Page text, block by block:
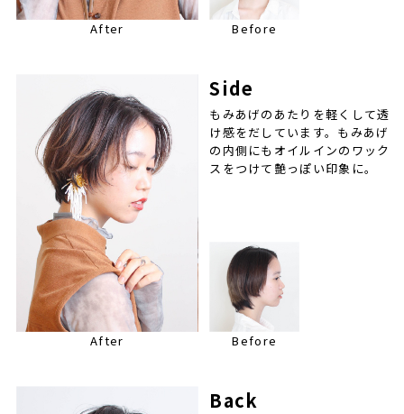
After Before
Side
After Before
もみあげのあたりを軽くして透
け感をだしています。もみあげ
の内側にもオイルインのワック
スをつけて艶っぽい印象に。
Back